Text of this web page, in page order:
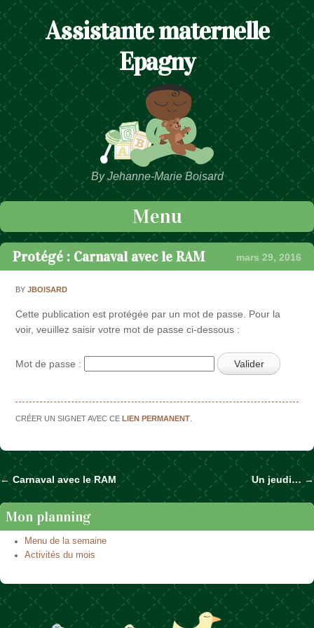
Assistante maternelle
Epagny
By Jehanne-Marie Boisard
Menu
Passer au contenu
Protégé : Carnaval avec le RAM mars 29, 2016
BYJBOISARD
Cette publication est protégée par un mot de passe. Pour la
voir, veuillez saisir votre mot de passe ci-dessous :
Mot de passe :
CRÉER UN SIGNET AVEC CELIEN PERMANENT
Naviguer dans les articles
← Carnaval avec le RAM Un jeudi… →
Mon planning
Menu de la semaine
Activités du mois